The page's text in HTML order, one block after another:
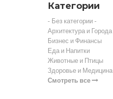
Категории
- Без категории -
Архитектура и Города
Бизнес и Финансы
Еда и Напитки
Животные и Птицы
Здоровье и Медицина
Смотреть все